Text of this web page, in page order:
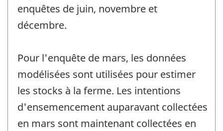
enquêtes de juin, novembre et
décembre.
Pour l'enquête de mars, les données
modélisées sont utilisées pour estimer
les stocks à la ferme. Les intentions
d'ensemencement auparavant collectées
en mars sont maintenant collectées en